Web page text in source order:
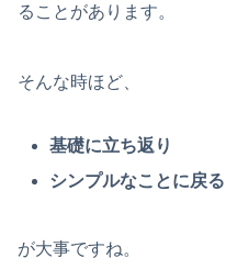
ることがあります。
そんな時ほど、
基礎に立ち返り
シンプルなことに戻
が大事ですね。